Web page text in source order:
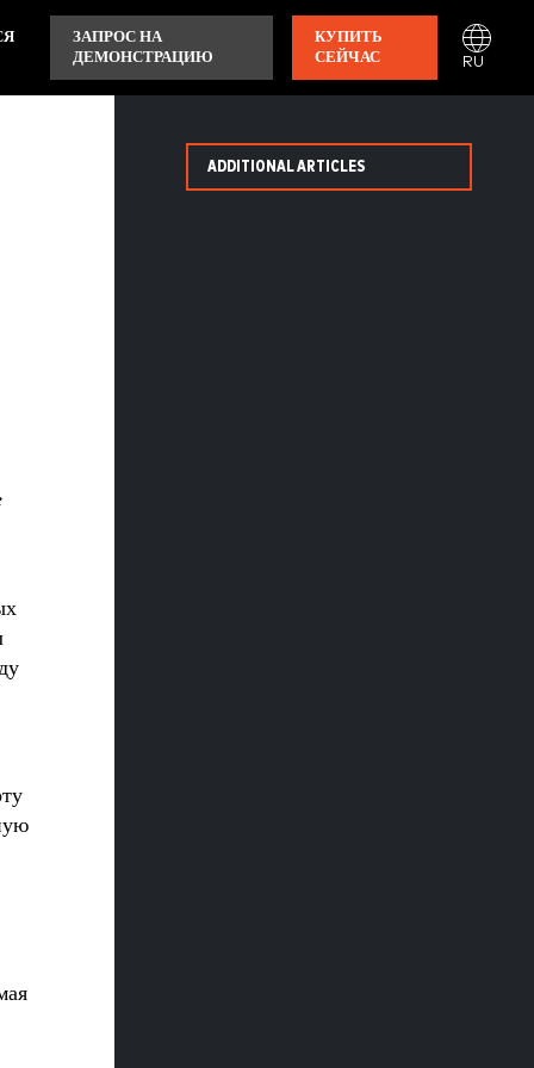
ЗАПРОС НА
ДЕМОНСТРАЦИЮ
КУПИТЬ
СЕЙЧАС
RU
ADDITIONAL ARTICLES